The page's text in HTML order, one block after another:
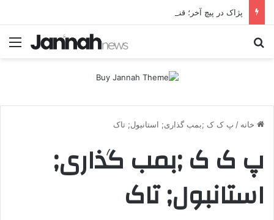
خانه / پ ک ک ;بمب گذاری; استانبول; تاک
پ ک ک ;بمب گذاری;
استانبول; تاک